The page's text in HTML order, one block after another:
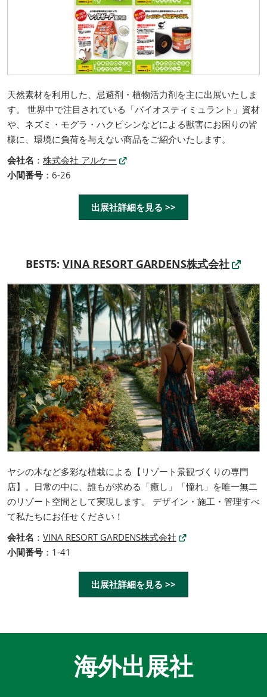
天然素材を利用した、忌避剤・植物活力剤を主に出展いたしま
す。 世界中で注目されている「バイオスティミュラント」資材
や、ネズミ・モグラ・ハクビシンなどによる獣害にお困りの皆
様に、環境に負荷を与えない商品をご紹介いたします。
会社名 ： 株式会社 アルケー
小間番号 ：6-26
出展社詳細を見る >>
BEST5: VINA RESORT GARDENS株式会社
ヤシの木など多彩な植栽による【リゾート景観づくりの専門
店】。日常の中に、誰もが求める「癒し」「憧れ」を唯一無二
のリゾート空間として実現します。 デザイン・施工・管理すべ
て私たちにお任せください！
会社名 ： VINA RESORT GARDENS株式会社
小間番号 ：1-41
出展社詳細を見る >>
海外出展社